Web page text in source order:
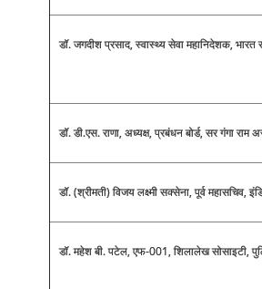
डॉ. जगदीश प्रसाद, स्वास्थ्य सेवा महानिदेशक, भारत
डॉ. डी.एस. राणा, अध्यक्ष, प्रबंधन बोर्ड, सर गंगा राम
डॉ. (श्रीमती) विजय लक्ष्मी सक्सेना, पूर्व महासचिव,
डॉ. महेश बी. पटेल, एफ-001, शिलालेख सोसाइटी,